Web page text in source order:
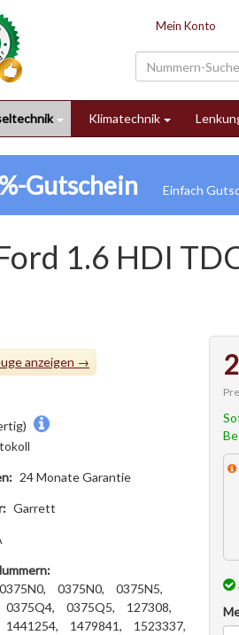
Mein Konto
Klimatechnik
Gutschein
1.6 HDI
24 Monate Garantie
Garrett
0375N0, 0375N0,
0375N5,
0375Q4, 0375Q5,
127308,
1441254, 1479841,
1523337,